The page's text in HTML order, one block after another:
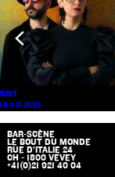
11.10.2025
BAR-SCÈNE
LE BOUT DU MONDE
RUE D’ITALIE 24
CH - 1800 VEVEY
+41(0)21 921 40 04